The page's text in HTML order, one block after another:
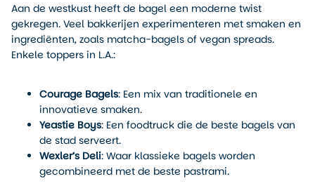
Aan de westkust heeft de bagel een moderne twist
gekregen. Veel bakkerijen experimenteren met smaken en
ingrediënten, zoals matcha-bagels of vegan spreads.
Enkele toppers in L.A.:
Courage Bagels: Een mix van traditionele en
innovatieve smaken.
Yeastie Boys: Een foodtruck die de beste bagels van
de stad serveert.
Wexler’s Deli: Waar klassieke bagels worden
gecombineerd met de beste pastrami.